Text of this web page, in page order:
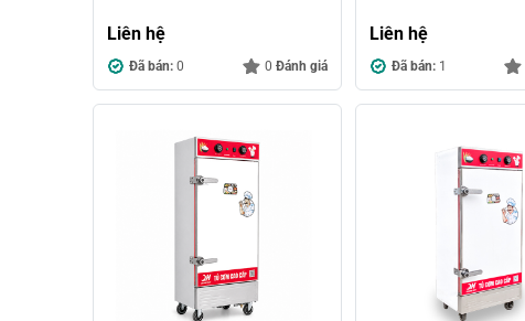
Liên hệ
Đã bán: 0 0 Đánh giá
Liên hệ
Đã bán: 1